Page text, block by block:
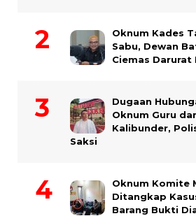
Oknum Kades
Sabu, Dewan
Ciemas Darurat
Dugaan
Oknum Guru
Kalibunder,
Saksi
Oknum Komite
Ditangkap
Barang Bukti